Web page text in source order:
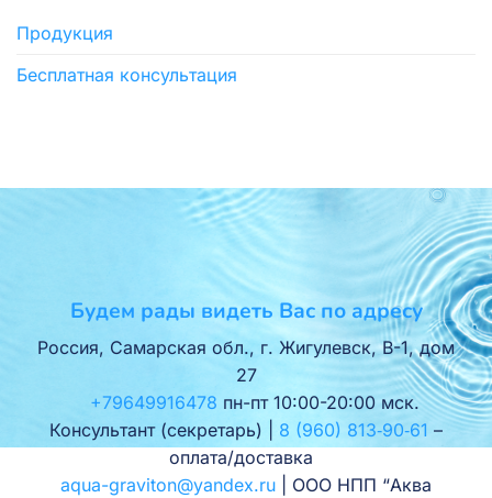
Продукция
Бесплатная консультация
Будем рады видеть Вас по адресу
Россия, Самарская обл., г. Жигулевск, В-1, дом
27
+79649916478 пн-пт 10:00-20:00 мск.
Консультант (секретарь) | 8 (960) 813‑90‑61 –
оплата/доставка
aqua-graviton@yandex.ru | ООО НПП “Аква